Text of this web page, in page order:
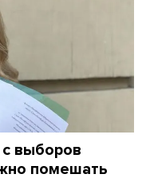
выборов
помешать